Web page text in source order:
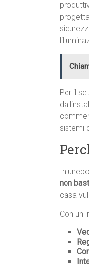
Per il
sistemi
In
non
casa
Con un